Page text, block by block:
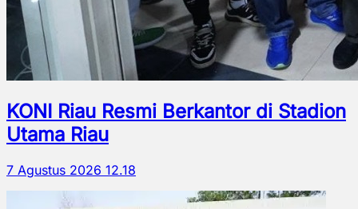
KONI Riau Resmi Berkantor di Stadion
Utama Riau
7 Agustus 2026 12.18